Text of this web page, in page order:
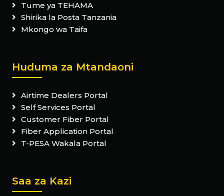
Tume ya TEHAMA
Shirika la Posta Tanzania
Mkongo wa Taifa
Huduma za Mtandaoni
Airtime Dealers Portal
Self Services Portal
Customer Fiber Portal
Fiber Application Portal
T-PESA Wakala Portal
Saa za Kazi